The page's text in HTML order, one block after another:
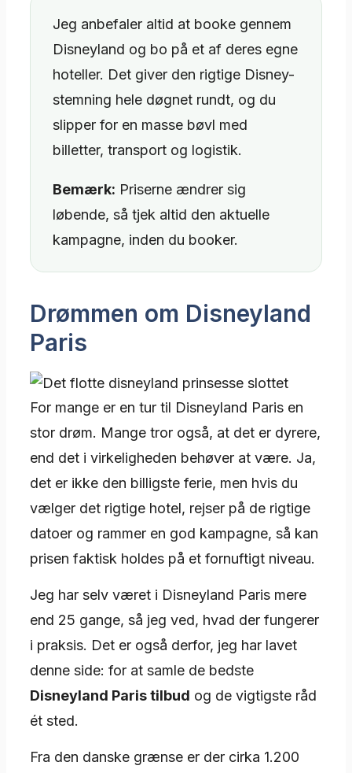
Jeg anbefaler altid at booke gennem
Disneyland og bo på et af deres egne
hoteller. Det giver den rigtige Disney-
stemning hele døgnet rundt, og du
slipper for en masse bøvl med
billetter, transport og logistik.
Bemærk: Priserne ændrer sig
løbende, så tjek altid den aktuelle
kampagne, inden du booker.
Drømmen om Disneyland
Paris
For mange er en tur til Disneyland Paris en
stor drøm. Mange tror også, at det er dyrere,
end det i virkeligheden behøver at være. Ja,
det er ikke den billigste ferie, men hvis du
vælger det rigtige hotel, rejser på de rigtige
datoer og rammer en god kampagne, så kan
prisen faktisk holdes på et fornuftigt niveau.
Jeg har selv været i Disneyland Paris mere
end 25 gange, så jeg ved, hvad der fungerer
i praksis. Det er også derfor, jeg har lavet
denne side: for at samle de bedste
Disneyland Paris tilbud og de vigtigste råd
ét sted.
Fra den danske grænse er der cirka 1.200